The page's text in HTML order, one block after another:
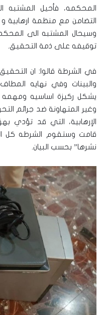
المحكمه، فأحيل
التضامن مع منظمة ارهابية
وسيحال المشتبه الى
توقيفه على ذمة التحقيق.
في الشرطة قالوا: ان
والبينات وفي نهايه
يشكل ركيزة اساسيه ومهمه
وغير المتهاونة ضد جرائم
الإرهابية، التي قد تؤدي
قامت وستقوم الشرطه كل
نشرها” بحسب البيان.